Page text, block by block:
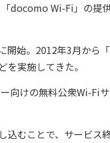
docomo Wi-Fi」の提
始。2012年3月から
実施してきた。
向けの無料公衆Wi-Fi
むことで、サービス